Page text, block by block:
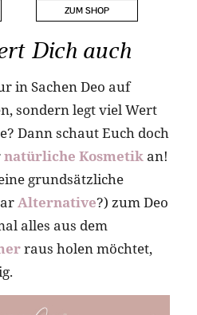
Dich auch
in Sachen Deo auf
sondern legt viel Wert
Dann schaut Euch doch
natürliche Kosmetikan!
grundsätzliche
Alternative?) zum Deo
alles aus dem
raus holen möchtet,